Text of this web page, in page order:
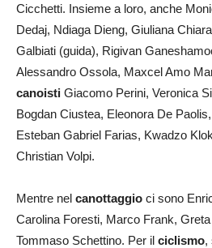
Cicchetti. Insieme a loro, anche
Dedaj, Ndiaga Dieng, Giuliana
Galbiati (guida), Rigivan
Alessandro Ossola, Maxcel Amo
canoisti Giacomo Perini, Veronica
Bogdan Ciustea, Eleonora De
Esteban Gabriel Farias, Kwadzo
Christian Volpi.
Mentre nel canottaggio ci sono
Carolina Foresti, Marco Frank,
Tommaso Schettino. Per il ciclismo,